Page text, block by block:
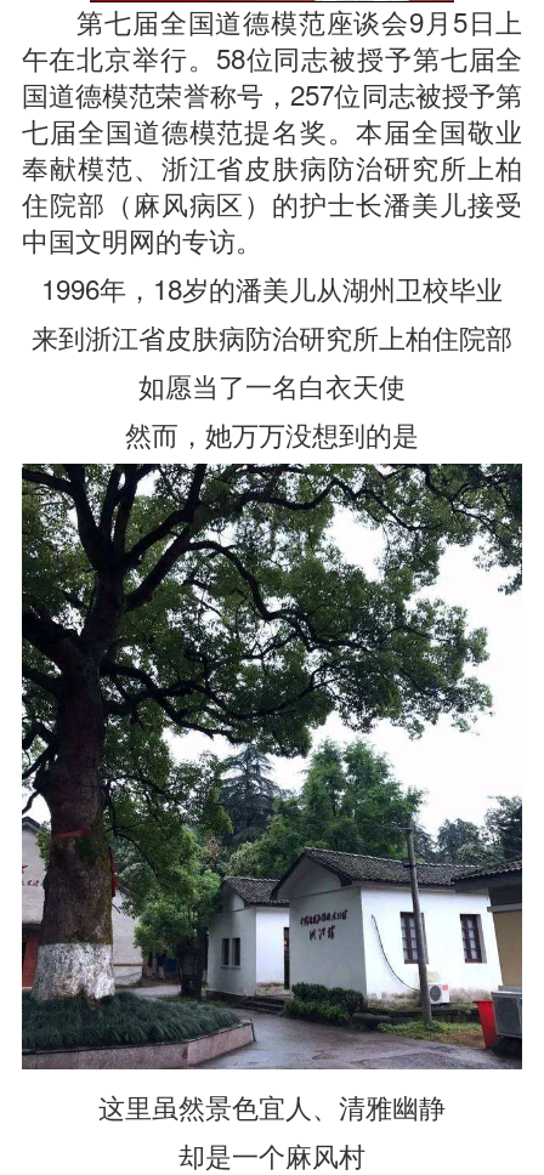
第七届全国道德模范座谈会9月5日上
午在北京举行。58位同志被授予第七届全
国道德模范荣誉称号，257位同志被授予第
七届全国道德模范提名奖。本届全国敬业
奉献模范、浙江省皮肤病防治研究所上柏
住院部（麻风病区）的护士长潘美儿接受
中国文明网的专访。
1996年，18岁的潘美儿从湖州卫校毕业
来到浙江省皮肤病防治研究所上柏住院部
如愿当了一名白衣天使
然而，她万万没想到的是
这里虽然景色宜人、清雅幽静
却是一个麻风村